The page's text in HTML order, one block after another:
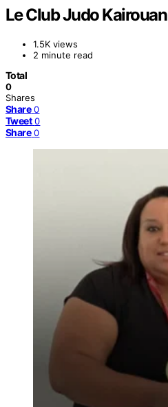
Le Club Judo Kairouan
1.5K views
2 minute read
Total
0
Shares
Share 0
Tweet 0
Share 0